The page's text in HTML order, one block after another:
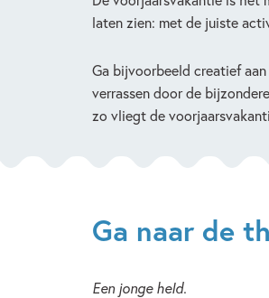
laten zien: met de juiste
Ga bijvoorbeeld creatief
verrassen door de
zo vliegt de
Ga naar de
Een jonge held.